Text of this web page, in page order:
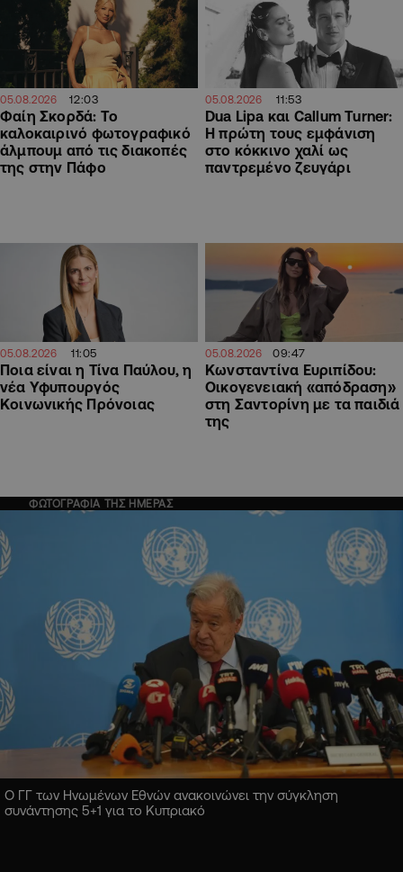
05.08.2026 12:03
Φαίη Σκορδά: Το
καλοκαιρινό φωτογραφικό
άλμπουμ από τις διακοπές
της στην Πάφο
05.08.2026 11:53
Dua Lipa και Callum Turner:
Η πρώτη τους εμφάνιση
στο κόκκινο χαλί ως
παντρεμένο ζευγάρι
05.08.2026 11:05
Ποια είναι η Τίνα Παύλου, η
νέα Υφυπουργός
Κοινωνικής Πρόνοιας
05.08.2026 09:47
Κωνσταντίνα Ευριπίδου:
Οικογενειακή «απόδραση»
στη Σαντορίνη με τα παιδιά
της
ΦΩΤΟΓΡΑΦΙΑ ΤΗΣ ΗΜΕΡΑΣ
Ο ΓΓ των Ηνωμένων Εθνών ανακοινώνει την σύγκληση
συνάντησης 5+1 για το Κυπριακό